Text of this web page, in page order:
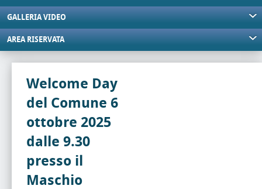
GALLERIA VIDEO
AREA RISERVATA
Welcome Day
del Comune 6
ottobre 2025
dalle 9.30
presso il
Maschio